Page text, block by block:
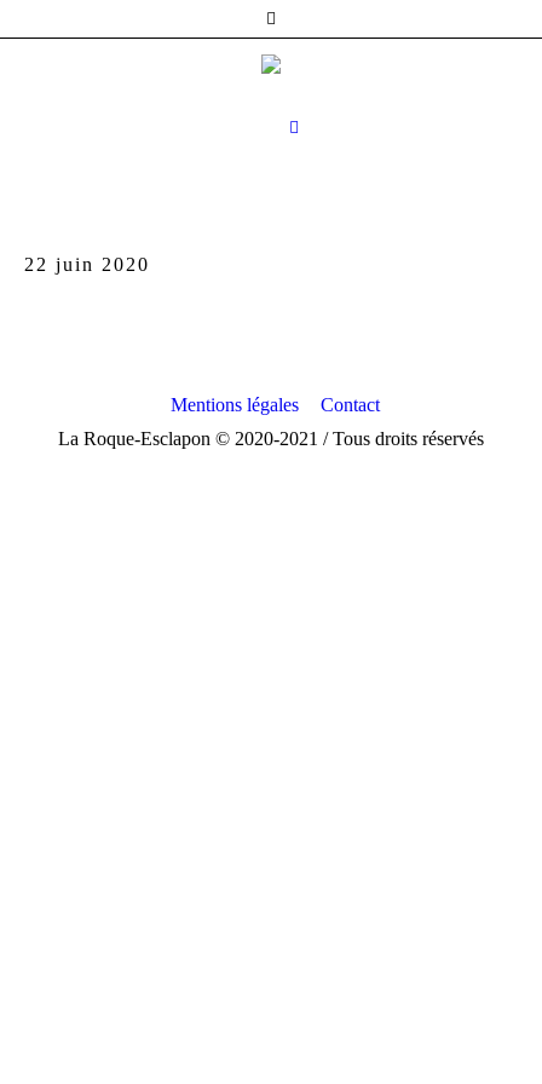
22 juin 2020
Mentions légales
Contact
La Roque-Esclapon © 2020-2021 / Tous droits réservés